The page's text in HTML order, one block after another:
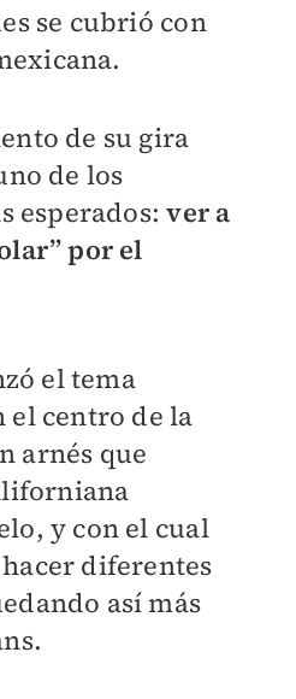
se cubrió con
de su gira
de los
esperados:ver a
por el
el tema
el centro de la
arnés que
y con el cual
diferentes
así más